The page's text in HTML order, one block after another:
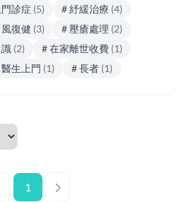
診症 (5) # 紓緩治療 (4)
復健 (3) # 壓瘡處理 (2)
(2) # 在家離世收費 (1)
生上門 (1) # 長者 (1)
1